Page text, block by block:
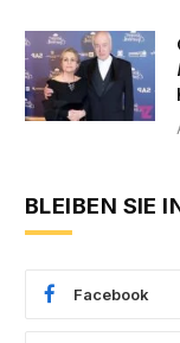
BLEIBEN SIE
Facebook